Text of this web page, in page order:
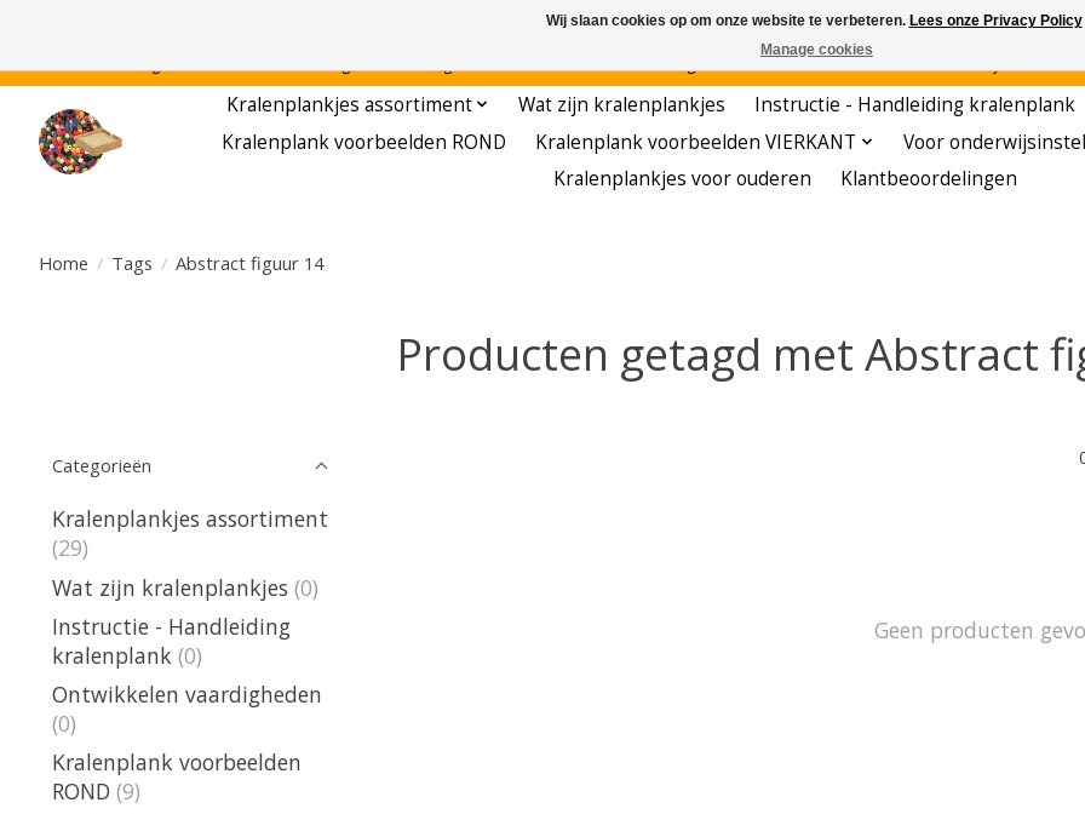
Kralenplankjes assortiment Wat zijn kralenplankjes Instructie - Handleiding kralenplank
Kralenplank voorbeelden ROND
Kralenplank voorbeelden VIERKANT Voor
Kralenplankjes voor ouderen
Klantbeoordelingen
Home / Tags / Abstract figuur 14
Producten getagd met Abstract
Categorieën
Kralenplankjes assortiment
(29)
Wat zijn kralenplankjes (0)
Instructie - Handleiding
kralenplank (0)
Ontwikkelen vaardigheden
(0)
Kralenplank voorbeelden
ROND (9)
Geen producten
Wij slaan cookies op om onze website te verbeteren. Lees onze Privacy Policy
Manage cookies